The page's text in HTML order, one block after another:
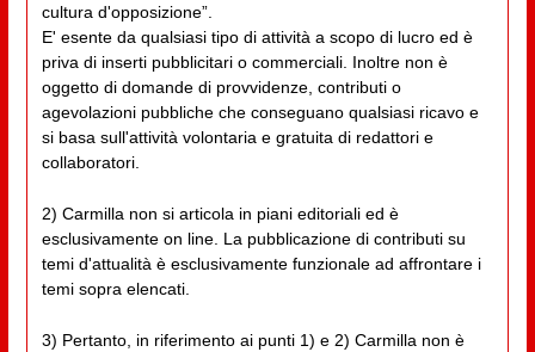
cultura d'opposizione”.
E' esente da qualsiasi tipo di attività a scopo di lucro ed è
priva di inserti pubblicitari o commerciali. Inoltre non è
oggetto di domande di provvidenze, contributi o
agevolazioni pubbliche che conseguano qualsiasi ricavo e
si basa sull'attività volontaria e gratuita di redattori e
collaboratori.
2) Carmilla non si articola in piani editoriali ed è
esclusivamente on line. La pubblicazione di contributi su
temi d'attualità è esclusivamente funzionale ad affrontare i
temi sopra elencati.
3) Pertanto, in riferimento ai punti 1) e 2) Carmilla non è